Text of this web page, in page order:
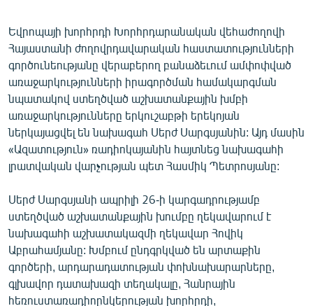
ԱՐԽԻՎ
ՏԵՍԱՆՅՈՒԹԵՐ
ԲԱՆԱՎԵՃ
ՁԳՏԵԼՈՎ ԼԱՎԱԳՈՒՅՆԻՆ
ՓՈԴՔԱՍԹ
Հայերեն
English
Русский
ՀԵՏԵՎԵՔ ՄԵԶ
Եվրոպայի խորհրդի Խորհրդարանական վեհաժողովի
Հայաստանի ժողովրդավարական հաստատությունների
գործունեությանը վերաբերող բանաձեւում ամփոփված
առաջարկությունների իրագործման համակարգման
նպատակով ստեղծված աշխատանքային խմբի
առաջարկությունները երկուշաբթի երեկոյան
ներկայացվել են նախագահ Սերժ Սարգսյանին: Այդ մասին
«Ազատություն» ռադիոկայանին հայտնեց նախագահի
լրատվական վարչության պետ Հասմիկ Պետրոսյանը:
Սերժ Սարգսյանի ապրիլի 26-ի կարգադրությամբ
ստեղծված աշխատանքային խումբը ղեկավարում է
նախագահի աշխատակազմի ղեկավար Հովիկ
Աբրահամյանը: Խմբում ընդգրկված են արտաքին
գործերի, արդարադատության փոխնախարարները,
գլխավոր դատախազի տեղակալը, Հանրային
հեռուստառադիոընկերության խորհրդի,